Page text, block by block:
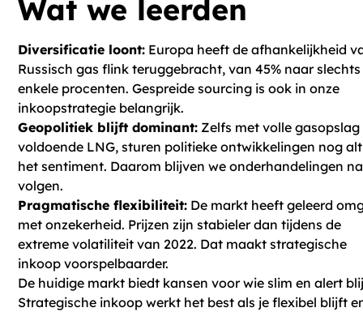
Wat we leerden
Diversificatie loont: Europa heeft de afhankelijkheid
Russisch gas flink teruggebracht, van 45% naar slechts
enkele procenten. Gespreide sourcing is ook in onze
inkoopstrategie belangrijk.
Geopolitiek blijft dominant: Zelfs met volle gasopslag
voldoende LNG, sturen politieke ontwikkelingen nog
het sentiment. Daarom blijven we onderhandelingen
volgen.
Pragmatische flexibiliteit: De markt heeft geleerd
met onzekerheid. Prijzen zijn stabieler dan tijdens de
extreme volatiliteit van 2022. Dat maakt strategische
inkoop voorspelbaarder.
De huidige markt biedt kansen voor wie slim en alert
Strategische inkoop werkt het best als je flexibel blijft